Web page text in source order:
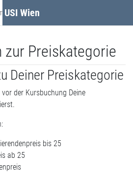
USI Wien
Preiskategorie
Deiner Preiskategorie
der Kursbuchung Deine
bis 25
ab 25